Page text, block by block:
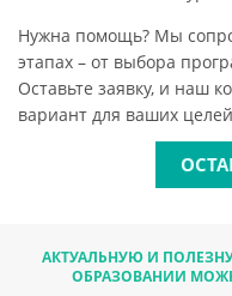
Нужна помощь? Мы
этапах – от выбора
Оставьте заявку, и наш
вариант для ваших
АКТУАЛЬНУЮ И
ОБРАЗОВАНИИ